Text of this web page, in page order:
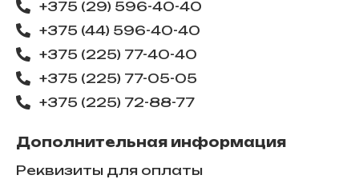
+375 (29) 596-40-40
+375 (44) 596-40-40
+375 (225) 77-40-40
+375 (225) 77-05-05
+375 (225) ​72-88-77
Дополнительная информация
Реквизиты для оплаты